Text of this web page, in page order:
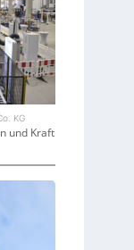
KG
und Kraft